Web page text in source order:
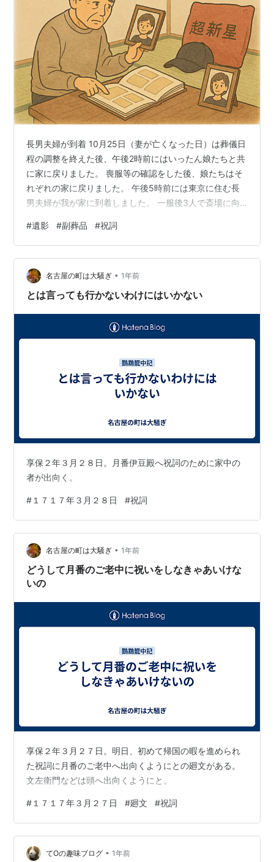
長男夫婦が到着 10月25日（妻が亡くなった日）は葬儀日
程の調整を終えた後、午後2時前にはいったん娘たちと共
に家に戻りました。 喪服等の確認をした後、娘たちはそ
れぞれの家に戻りました。 午後5時前には東京に住む長
男夫婦が我が家に到着しました。 一服後3人で斎場に向
場に一旦安置されていましたが、午後4時ころには葬儀を
行う斎場に移動したようです。 私は葬儀を行う斎場の確
認、長男夫婦は亡妻の遺体との対面のため、斎場に行く
ことにしました。 車がないので（長男は新幹線で移動）
歩いて斎場に向かいましたが、20～25分で到着できまし
#遺影 #副葬品 #祝詞
名古屋の町は大騒ぎ • 1年前
とは言っても行かないわけにはいかない
享保２年３月２８日。月番伊豆殿へ祝詞のために家中の
者が出向く。
# １７１７年３月２８日 #祝詞
名古屋の町は大騒ぎ • 1年前
どうして月番のご老中に祝いをしなきゃあいけな
いの
享保２年３月２７日。明日、初めて帰国の暇を進められ
た祝詞に月番のご老中へ出向くようにとの廻文がある。
文左衛門などは頭へ出向くようにと。
# １７１７年３月２７日 #廻文 #祝詞
てOの趣味ブログ • 1年前